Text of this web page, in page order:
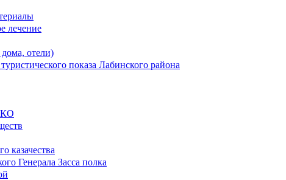
лечение
отели)
показа Лабинского района
казачества
Генерала Засса полка